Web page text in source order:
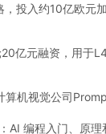
，投入约10亿欧元
亿元融资，用于
算机视觉公司
AI 编程入门、原理